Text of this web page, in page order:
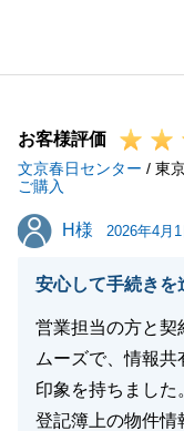
S様および親御様
て買主様を見つ
思っております。
お引渡しに際して
こそ、無事にご成
今後も不動産に関
いつでもお気軽に
う、お願い申し上
お客様評価
文京春日センター / 東
ご購入
H様
H様 2026年4月1
安心して手続きを
営業担当の方と契
ムーズで、情報
印象を持ちました
登記簿上の物件情